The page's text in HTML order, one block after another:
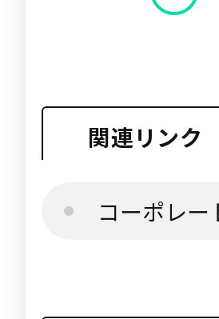
関連リンク
コーポレー